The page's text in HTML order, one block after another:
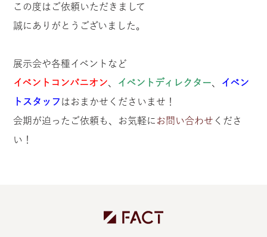
この度はご依頼いただきまして
誠にありがとうございました。
展示会や各種イベントなど
イベントコンパニオン
イベントディレクター
イベン
トスタッフ はおまかせくださいませ！
会期が迫ったご依頼も、お気軽にお問い合わせ くださ
い！